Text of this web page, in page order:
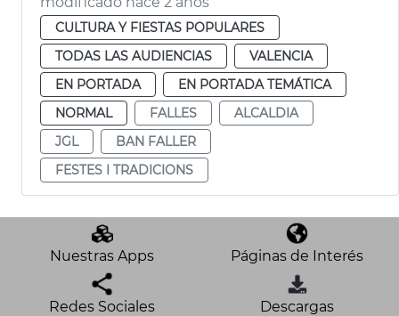
CULTURA Y FIESTAS POPULARES
TODAS LAS AUDIENCIAS
VALENCIA
EN PORTADA
EN PORTADA TEMÁTICA
NORMAL
FALLES
ALCALDIA
JGL
BAN FALLER
FESTES I TRADICIONS
Nuestras Apps Páginas de Interés
Redes Sociales Descargas